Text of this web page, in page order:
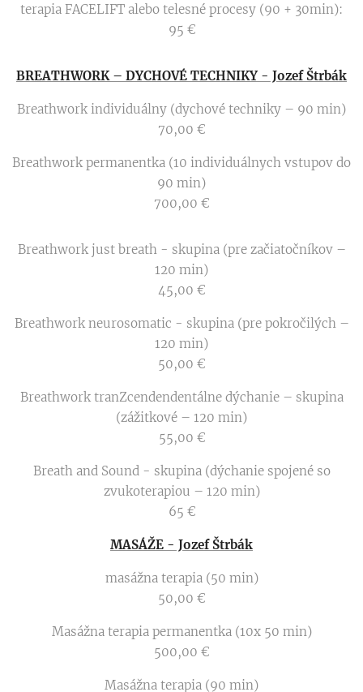
terapia FACELIFT alebo telesné procesy (90 + 30min):
95 €
BREATHWORK – DYCHOVÉ TECHNIKY - Jozef Štrbák
Breathwork individuálny (dychové techniky – 90 min)
70,00 €
Breathwork permanentka (10 individuálnych vstupov do
90 min)
700,00 €
Breathwork just breath - skupina (pre začiatočníkov –
120 min)
45,00 €
Breathwork neurosomatic - skupina (pre pokročilých –
120 min)
50,00 €
Breathwork tranZcendendentálne dýchanie – skupina
(zážitkové – 120 min)
55,00 €
Breath and Sound - skupina (dýchanie spojené so
zvukoterapiou – 120 min)
65 €
MASÁŽE - Jozef Štrbák
masážna terapia (50 min)
50,00 €
Masážna terapia permanentka (10x 50 min)
500,00 €
Masážna terapia (90 min)